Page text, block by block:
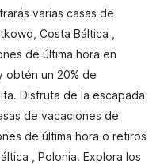
varias casas de
Costa Báltica ,
de última hora en
obtén un 20% de
Disfruta de la escapada
de vacaciones de
de última hora o retiros
, Polonia. Explora los